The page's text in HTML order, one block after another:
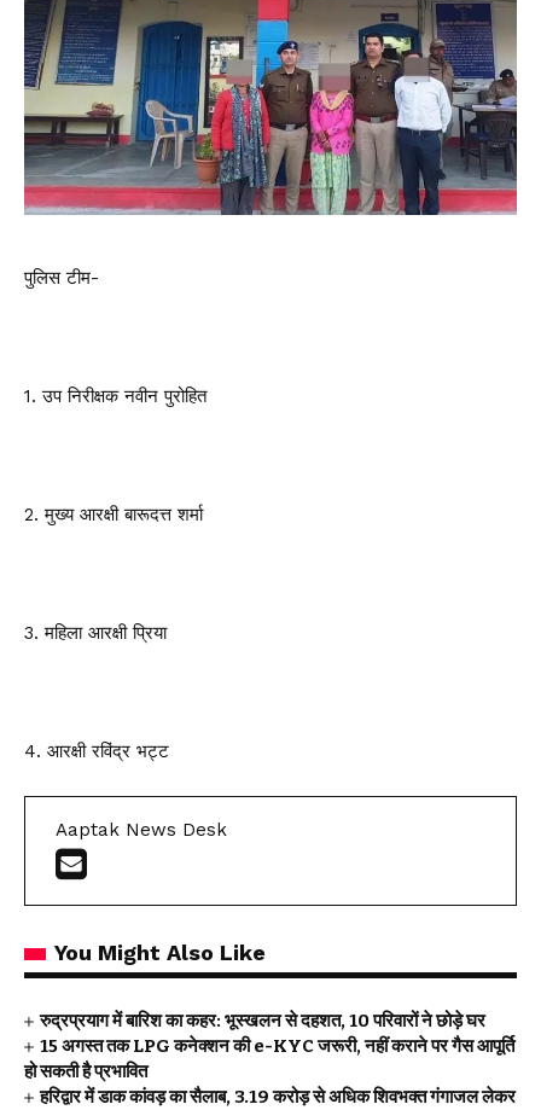
पुलिस टीम-
1. उप निरीक्षक नवीन पुरोहित
2. मुख्य आरक्षी बारूदत्त शर्मा
3. महिला आरक्षी प्रिया
4. आरक्षी रविंद्र भट्ट
Aaptak News Desk
You Might Also Like
रुद्रप्रयाग में बारिश का कहर: भूस्खलन से दहशत, 10 परिवारों ने छोड़े घर
15 अगस्त तक LPG कनेक्शन की e-KYC जरूरी, नहीं कराने पर गैस आपूर्ति
हो सकती है प्रभावित
हरिद्वार में डाक कांवड़ का सैलाब, 3.19 करोड़ से अधिक शिवभक्त गंगाजल लेकर